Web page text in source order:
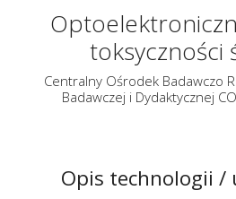
toksyczności
Centralny Ośrodek Badawczo
Badawczej i Dydaktycznej
Opis technologii /